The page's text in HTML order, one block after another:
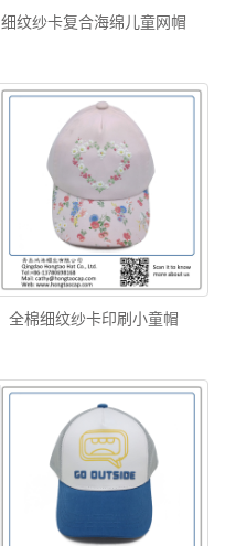
细纹纱卡复合海绵儿童网帽
全棉细纹纱卡印刷小童帽